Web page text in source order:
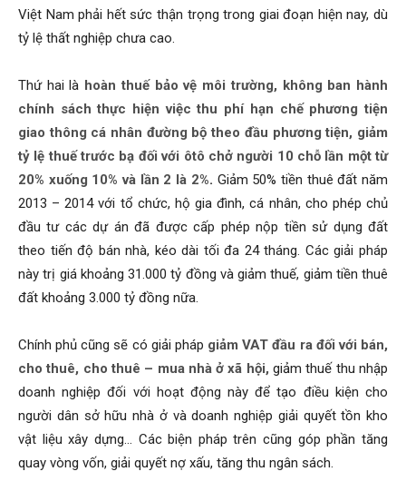
Việt Nam phải hết sức thận trọng trong giai đoạn hiện nay, dù
tỷ lệ thất nghiệp chưa cao.
Thứ hai là hoàn thuế bảo vệ môi trường, không ban hành
chính sách thực hiện việc thu phí hạn chế phương tiện
giao thông cá nhân đường bộ theo đầu phương tiện, giảm
tỷ lệ thuế trước bạ đối với ôtô chở người 10 chỗ lần một từ
20% xuống 10% và lần 2 là 2%. Giảm 50% tiền thuê đất năm
2013 – 2014 với tổ chức, hộ gia đình, cá nhân, cho phép chủ
đầu tư các dự án đã được cấp phép nộp tiền sử dụng đất
theo tiến độ bán nhà, kéo dài tối đa 24 tháng. Các giải pháp
này trị giá khoảng 31.000 tỷ đồng và giảm thuế, giảm tiền thuê
đất khoảng 3.000 tỷ đồng nữa.
Chính phủ cũng sẽ có giải pháp giảm VAT đầu ra đối với bán,
cho thuê, cho thuê – mua nhà ở xã hội, giảm thuế thu nhập
doanh nghiệp đối với hoạt động này để tạo điều kiện cho
người dân sở hữu nhà ở và doanh nghiệp giải quyết tồn kho
vật liệu xây dựng… Các biện pháp trên cũng góp phần tăng
quay vòng vốn, giải quyết nợ xấu, tăng thu ngân sách.